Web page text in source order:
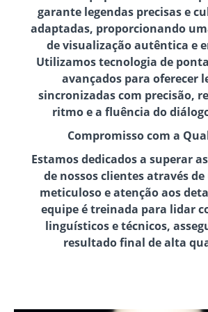
garante legendas precisas e
adaptadas, proporcionando
de visualização autêntica e
Utilizamos tecnologia de
avançados para oferecer
sincronizadas com precisão,
ritmo e a fluência do
Compromisso com a
Estamos dedicados a superar
de nossos clientes através
meticuloso e atenção aos
equipe é treinada para lidar
linguísticos e técnicos,
resultado final de alta